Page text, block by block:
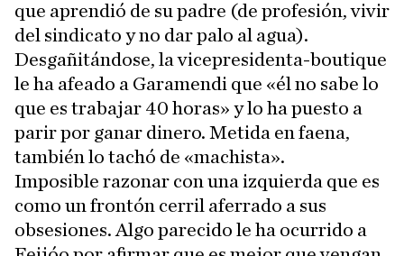
que aprendió de su padre (de profesión, vivir
del sindicato y no dar palo al agua).
Desgañitándose, la vicepresidenta-boutique
le ha afeado a Garamendi que «él no sabe lo
que es trabajar 40 horas» y lo ha puesto a
parir por ganar dinero. Metida en faena,
también lo tachó de «machista».
Imposible razonar con una izquierda que es
como un frontón cerril aferrado a sus
obsesiones. Algo parecido le ha ocurrido a